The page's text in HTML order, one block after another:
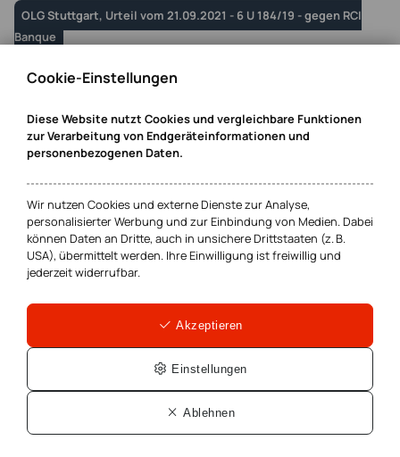
OLG Stuttgart, Urteil vom 21.09.2021 - 6 U 184/19 - gegen RCI
Banque
OLG Schleswig, Urteil vom 03.02.2022 - 5 U 96/21 - gegen BMW
Mehr zum Thema
Unsere Fachanwälte helfen bei
Kreditwiderrufen, unrechtmäßigen
Vorfälligkeitsentschädigungen,
Kreditkündigungen, überhöhten
Bankgebühren und
Schadensersatzansprüchen von Aktionären.
Cookie-Einstellungen
Diese Website nutzt Cookies und vergleichbare Funktionen
zur Verarbeitung von Endgeräteinformationen und
personenbezogenen Daten.
Wir nutzen Cookies und externe Dienste zur Analyse,
personalisierter Werbung und zur Einbindung von Medien. Dabei
können Daten an Dritte, auch in unsichere Drittstaaten (z. B.
USA), übermittelt werden. Ihre Einwilligung ist freiwillig und
jederzeit widerrufbar.
Ablehnen
Einstellungen
Akzeptieren